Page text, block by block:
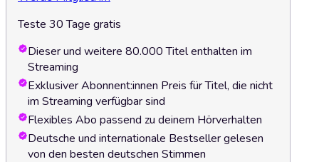
Teste 30 Tage gratis
Dieser und weitere 80.000 Titel enthalten im
Streaming
Exklusiver Abonnent:innen Preis für Titel, die nicht
im Streaming verfügbar sind
Flexibles Abo passend zu deinem Hörverhalten
Deutsche und internationale Bestseller gelesen
von den besten deutschen Stimmen